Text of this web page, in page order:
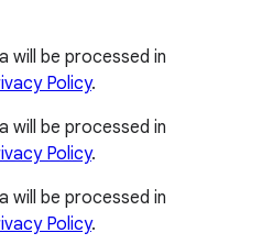
will be processed in
Policy.
will be processed in
Policy.
will be processed in
Policy.